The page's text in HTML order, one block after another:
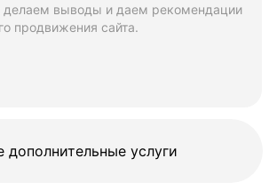
делаем выводы и даем рекомендации
продвижения сайта.
дополнительные услуги